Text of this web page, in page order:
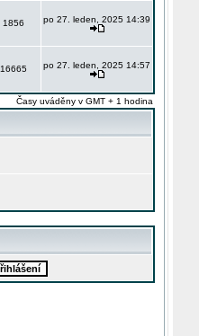
1856 po 27. leden, 2025 14:39
16665 po 27. leden, 2025 14:57
Časy uváděny v GMT + 1 hodina